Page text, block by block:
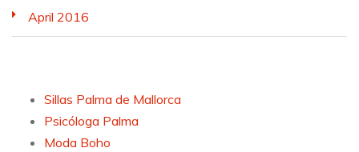
April 2016
Sillas Palma de Mallorca
Psicóloga Palma
Moda Boho